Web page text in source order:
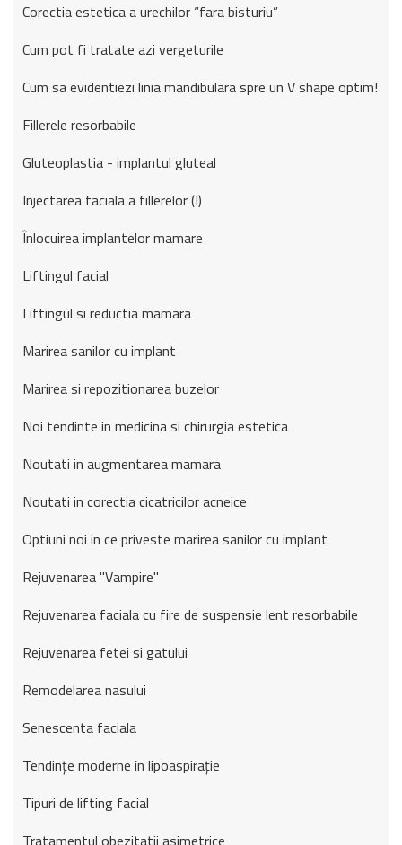
Corectia estetica a urechilor “fara bisturiu”
Cum pot fi tratate azi vergeturile
Cum sa evidentiezi linia mandibulara spre un V shape optim!
Fillerele resorbabile
Gluteoplastia - implantul gluteal
Injectarea faciala a fillerelor (I)
Înlocuirea implantelor mamare
Liftingul facial
Liftingul si reductia mamara
Marirea sanilor cu implant
Marirea si repozitionarea buzelor
Noi tendinte in medicina si chirurgia estetica
Noutati in augmentarea mamara
Noutati in corectia cicatricilor acneice
Optiuni noi in ce priveste marirea sanilor cu implant
Rejuvenarea "Vampire"
Rejuvenarea faciala cu fire de suspensie lent resorbabile
Rejuvenarea fetei si gatului
Remodelarea nasului
Senescenta faciala
Tendințe moderne în lipoaspirație
Tipuri de lifting facial